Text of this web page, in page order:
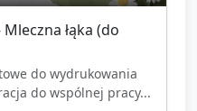
łąka (do
do wydrukowania
do wspólnej pracy...